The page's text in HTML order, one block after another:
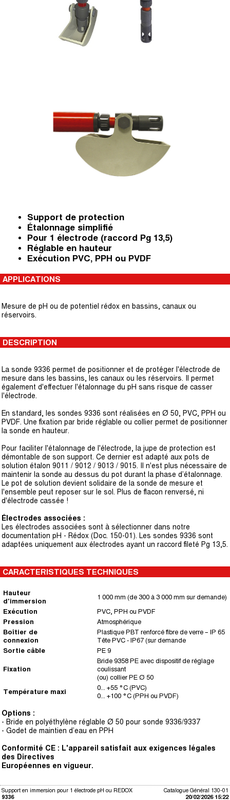
Support de protection
Étalonnage simplifié
Pour 1 électrode (raccord Pg 13,5)
Réglable en hauteur
Exécution PVC, PPH ou PVDF
APPLICATIONS
Mesure de pH ou de potentiel rédox en bassins, canaux ou
réservoirs.
DESCRIPTION
La sonde 9336 permet de positionner et de protéger l'électrode de
mesure dans les bassins, les canaux ou les réservoirs. Il permet
également d'effectuer l'étalonnage du pH sans risque de casser
l'électrode.
En standard, les sondes 9336 sont réalisées en Ø 50, PVC, PPH ou
PVDF. Une fixation par bride réglable ou collier permet de positionner
la sonde en hauteur.
Pour faciliter l'étalonnage de l'électrode, la jupe de protection est
démontable de son support. Ce dernier est adapté aux pots de
solution étalon 9011 / 9012 / 9013 / 9015. Il n'est plus nécessaire de
maintenir la sonde au dessus du pot durant la phase d’étalonnage.
Le pot de solution devient solidaire de la sonde de mesure et
l'ensemble peut reposer sur le sol. Plus de flacon renversé, ni
d'électrode cassée !
Électrodes associées :
Les électrodes associées sont à sélectionner dans notre
documentation pH - Rédox (Doc. 150-01). Les sondes 9336 sont
adaptées uniquement aux électrodes ayant un raccord fileté Pg 13,5.
CARACTERISTIQUES TECHNIQUES
Hauteur
d'immersion
1 000 mm (de 300 à 3 000 mm sur demande)
Exécution
PVC, PPH ou PVDF
Pression
Atmosphérique
Boîtier de
connexion
Plastique PBT renforcé fibre de verre – IP 65
Tête PVC - IP67 (sur demande
Sortie câble
PE 9
Fixation
Bride 9358 PE avec dispositif de réglage
coulissant
(ou) collier PE Ø 50
Température maxi
0... +55 °C (PVC)
0... +100 °C (PPH ou PVDF)
Options :
- Bride en polyéthylène réglable Ø 50 pour sonde 9336/9337
- Godet de maintien d’eau en PPH
Conformité CE : L'appareil satisfait aux exigences légales
des Directives
Européennes en vigueur.
Catalogue Général 130-01
20/02/2026 15:22
Support en immersion pour 1 électrode pH ou REDOX
9336